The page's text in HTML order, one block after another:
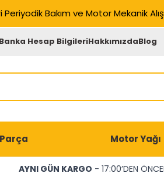
Periyodik Bakım ve Motor Mekanik
Banka Hesap BilgileriHakkımızdaBlog
Motor Yağı
AYNI GÜN KARGO - 17:00’DEN